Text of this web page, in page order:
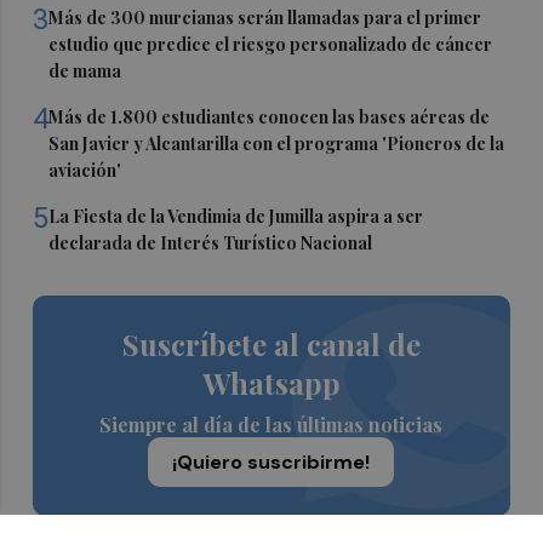
3Más de 300 murcianas serán llamadas para el primer
estudio que predice el riesgo personalizado de cáncer
de mama
4Más de 1.800 estudiantes conocen las bases aéreas de
San Javier y Alcantarilla con el programa 'Pioneros de la
aviación'
5La Fiesta de la Vendimia de Jumilla aspira a ser
declarada de Interés Turístico Nacional
Suscríbete al canal de
Whatsapp
Siempre al día de las últimas noticias
¡Quiero suscribirme!